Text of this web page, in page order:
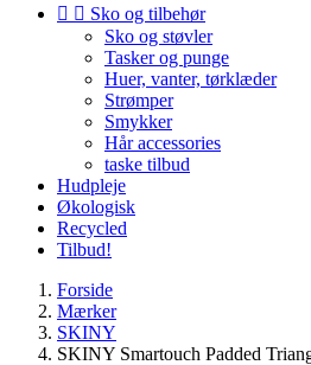
  Sko og tilbehør
Sko og støvler
Tasker og punge
Huer, vanter, tørklæder
Strømper
Smykker
Hår accessories
taske tilbud
Hudpleje
Økologisk
Recycled
Tilbud!
Forside
Mærker
SKINY
SKINY Smartouch Padded